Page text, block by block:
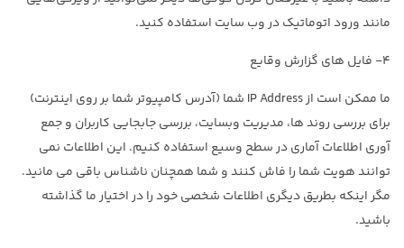
مانند ورود اتوماتیک در وب سایت استفاده کنید.
۴- فایل های گزارش وقایع
ما ممکن است از IP Address شما (آدرس کامپیوتر شما بر روی اینترنت)
برای بررسی روند ها، مدیریت وبسایت، بررسی جابجایی کاربران و جمع
آوری اطلاعات آماری در سطح وسیع استفاده کنیم. این اطلاعات نمی
توانند هویت شما را فاش کنند و شما همچنان ناشناس باقی می مانید.
مگر اینکه بطریق دیگری اطلاعات شخصی خود را در اختیار ما گذاشته
باشید.